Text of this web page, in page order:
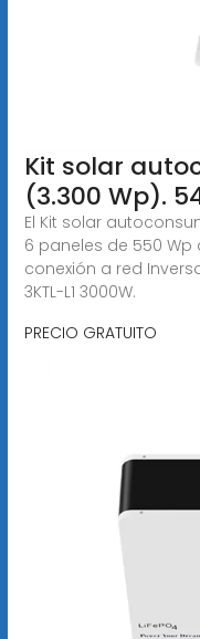
Kit solar
(3.300 Wp).
El Kit solar
6 paneles de 550 Wp
conexión a red
3KTL-L1 3000W.
PRECIO GRATUITO